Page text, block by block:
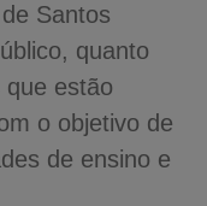
Santos
quanto
que estão
o objetivo de
de ensino e